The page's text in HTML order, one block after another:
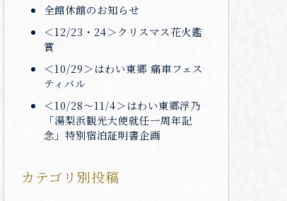
全館休館のお知らせ
＜12/23・24＞クリスマス花火鑑
賞
＜10/29＞はわい東郷 痛車フェス
ティバル
＜10/28～11/4＞はわい東郷浮乃
「湯梨浜観光大使就任一周年記
念」特別宿泊証明書企画
カテゴリ別投稿